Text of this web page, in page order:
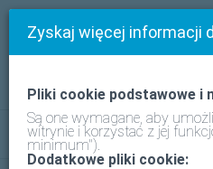
FAQ Kontakt
Zyskaj więcej informacji
Pliki cookie podstawowe i
Są one wymagane, aby
witrynie i korzystać z jej
minimum").
Dodatkowe pliki cookie: